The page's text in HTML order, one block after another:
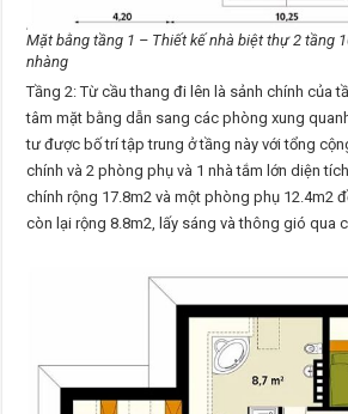
Mặt bằng tầng 1 – Thiết kế nhà biệt thự 2 tầng
nhàng
Tầng 2: Từ cầu thang đi lên là sảnh chính của
tâm mặt bằng dẫn sang các phòng xung
tư được bố trí tập trung ở tầng này với tổng
chính và 2 phòng phụ và 1 nhà tắm lớn diện
chính rộng 17.8m2 và một phòng phụ 12.4m2
còn lại rộng 8.8m2, lấy sáng và thông gió qua